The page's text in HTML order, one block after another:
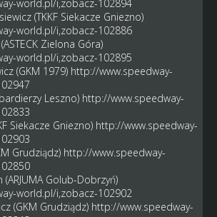
world.pl/i,zobacz-102894
(TKKF Siekacze Gniezno)
world.pl/i,zobacz-102886
Zielona Góra)
world.pl/i,zobacz-102895
(GKM 1979) http://www.speedway-
Leszno) http://www.speedway-
Siekacze Gniezno) http://www.speedway-
Grudziądz) http://www.speedway-
Golub-Dobrzyń)
world.pl/i,zobacz-102902
(GKM Grudziądz) http://www.speedway-